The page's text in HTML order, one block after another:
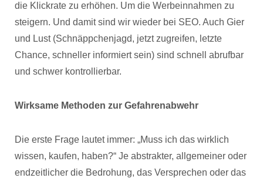
die Klickrate zu erhöhen. Um die Werbeinnahmen zu
steigern. Und damit sind wir wieder bei SEO. Auch Gier
und Lust (Schnäppchenjagd, jetzt zugreifen, letzte
Chance, schneller informiert sein) sind schnell abrufbar
und schwer kontrollierbar.
Wirksame Methoden zur Gefahrenabwehr
Die erste Frage lautet immer: „Muss ich das wirklich
wissen, kaufen, haben?“ Je abstrakter, allgemeiner oder
endzeitlicher die Bedrohung, das Versprechen oder das